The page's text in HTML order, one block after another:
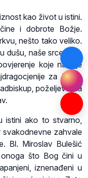
kao život u istini.
i dobrote Božje.
nešto tako veliko.
dušu, naše srce!? Ne
koje nam je
za što je
poželjevši da
istini ako to stvarno,
zahvale
Bl. Miroslav Bulešić
što Bog čini u
iznenađeni u